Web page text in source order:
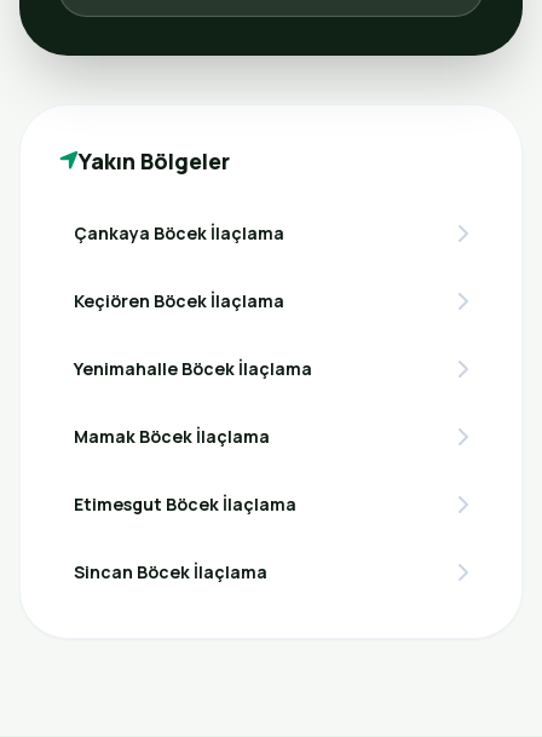
Yakın Bölgeler
Çankaya Böcek İlaçlama
Keçiören Böcek İlaçlama
Yenimahalle Böcek İlaçlama
Mamak Böcek İlaçlama
Etimesgut Böcek İlaçlama
Sincan Böcek İlaçlama